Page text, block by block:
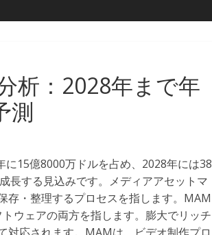
析：2028年まで年
測
15億8000万ドルを占め、2028年には38
長する見込みです。メディアアセットマ
存・整理するプロセスを指します。MAM
ウェアの両方を指します。膨大でリッチ